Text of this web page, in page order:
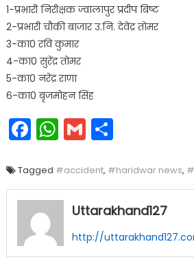
1-प्रभारी निरीक्षक ज्वालापुर प्रदीप बिष्ट
2-प्रभारी चौकी बाजार उ.नि. देवेंद्र तोमर
3-का0 रवि कुमार
4-का0 सुरेंद्र तोमर
5-का0 नरेंद्र राणा
6-का0 बृजमोहन सिंह
Facebook
WhatsApp
GmailShare
Tagged #accident, #haridwar news,
Uttarakhand127
http://